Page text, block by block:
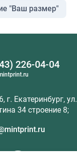
"Ваш размер"
226-04-04
г. Екатеринбург, ул.
34 строение 8;